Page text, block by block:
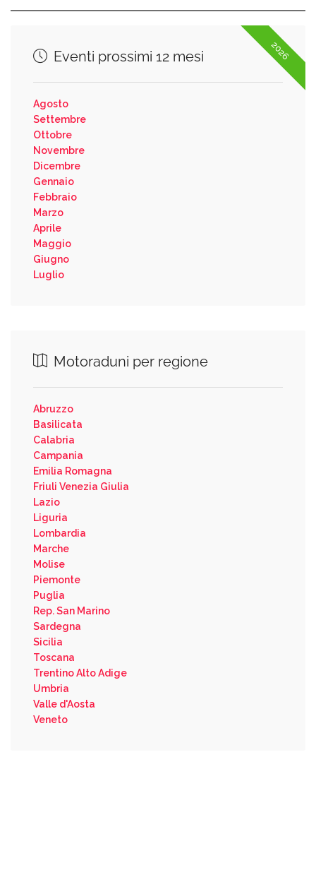
2026
Eventi prossimi 12 mesi
Agosto
Settembre
Ottobre
Novembre
Dicembre
Gennaio
Febbraio
Marzo
Aprile
Maggio
Giugno
Luglio
Motoraduni per regione
Abruzzo
Basilicata
Calabria
Campania
Emilia Romagna
Friuli Venezia Giulia
Lazio
Liguria
Lombardia
Marche
Molise
Piemonte
Puglia
Rep. San Marino
Sardegna
Sicilia
Toscana
Trentino Alto Adige
Umbria
Valle d'Aosta
Veneto